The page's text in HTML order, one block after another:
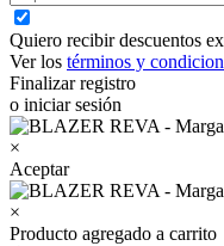
Quiero recibir descuentos
Ver los términos y
Finalizar registro
o iniciar sesión
×
Aceptar
×
Producto agregado a carrito